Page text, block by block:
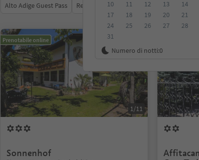
10
11 12 13 14
17
18 19 20 21
24
25 26 27 28
31
Numero di notti:0
Alto Adige Guest Pass Recensioni Categoria
Prenotabile online
1/11
Sonnenhof